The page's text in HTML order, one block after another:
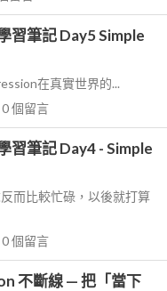
習筆記 Day5 Simple
在真實世界的...
0個留言
習筆記 Day4 - Simple
而比較忙碌，以後就打算
0個留言
不斷線 — 把「當下